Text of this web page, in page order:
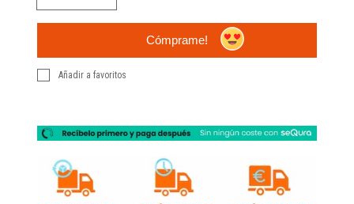
Cómprame!
Añadir a favoritos